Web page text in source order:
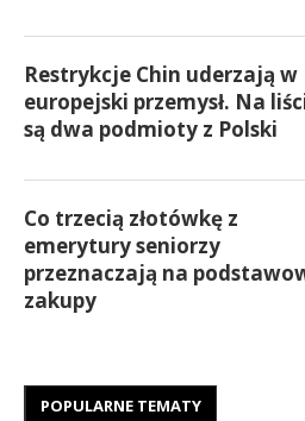
Restrykcje Chin uderzają w
europejski przemysł. Na
są dwa podmioty z Polski
Co trzecią złotówkę z
emerytury seniorzy
przeznaczają na
zakupy
POPULARNE TEMATY